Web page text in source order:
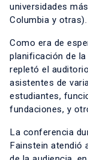
universidades
Columbia y otras).
Como era de
planificación de
repletó el
asistentes de
estudiantes,
fundaciones, y
La conferencia
Fainstein atendió